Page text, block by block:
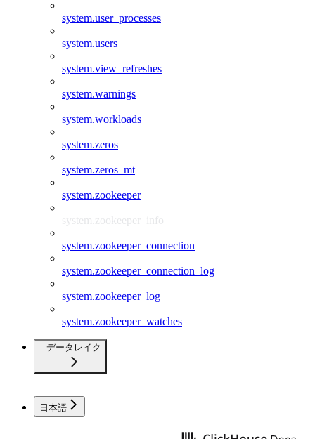
system.user_processes
system.users
system.view_refreshes
system.warnings
system.workloads
system.zeros
system.zeros_mt
system.zookeeper
system.zookeeper_info
system.zookeeper_connection
system.zookeeper_connection_log
system.zookeeper_log
system.zookeeper_watches
データレイク
日本語